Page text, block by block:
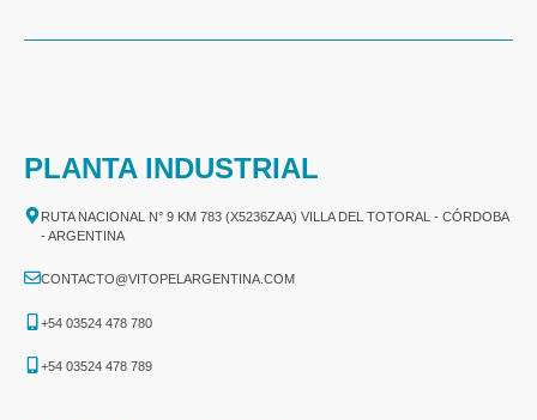
PLANTA INDUSTRIAL
RUTA NACIONAL N° 9 KM 783 (X5236ZAA) VILLA DEL TOTORAL - CÓRDOBA
- ARGENTINA
CONTACTO@VITOPELARGENTINA.COM
+54 03524 478 780​
+54 03524 478 789​